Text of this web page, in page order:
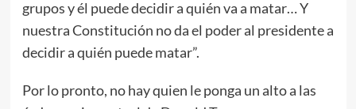
grupos y él puede decidir a quién va a matar… Y
nuestra Constitución no da el poder al presidente a
decidir a quién puede matar”.
Por lo pronto, no hay quien le ponga un alto a las